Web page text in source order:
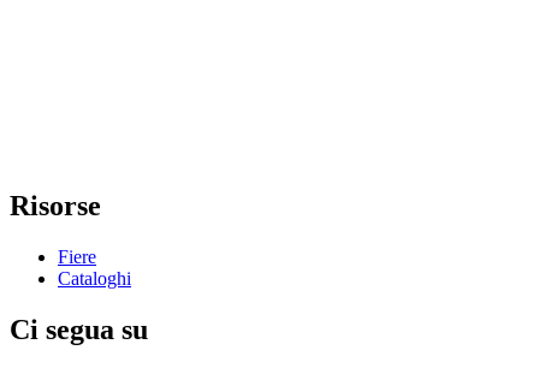
Risorse
Fiere
Cataloghi
Ci segua su